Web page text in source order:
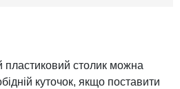
пластиковий столик можна
куточок, якщо поставити